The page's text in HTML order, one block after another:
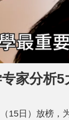
家分析
15日）放榜，